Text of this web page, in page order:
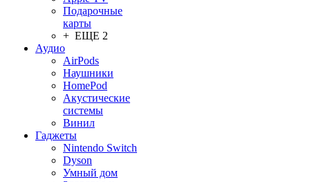
Подарочные
карты
+ ЕЩЕ 2
Аудио
AirPods
Наушники
HomePod
Акустические
системы
Винил
Гаджеты
Nintendo Switch
Dyson
Умный дом